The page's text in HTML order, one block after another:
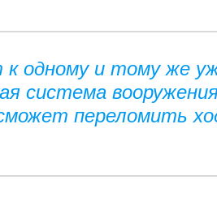
к одному и тому же
система
переломить